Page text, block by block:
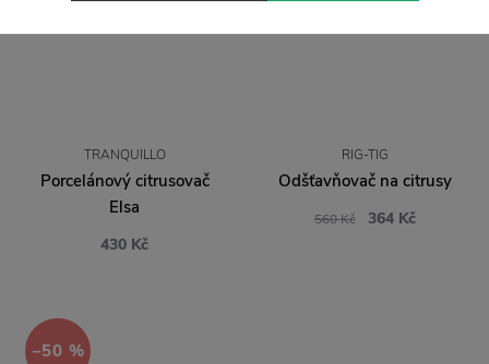
TRANQUILLO
Porcelánový citrusovač
Elsa
430 Kč
RIG-TIG
Odšťavňovač na citrusy
560 Kč 364 Kč
−50 %